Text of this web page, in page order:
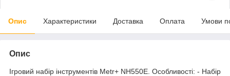
Опис Характеристики Доставка Оплата Умови
Опис
Ігровий набір інструментів Metr+ NH550E. Особливості: - Набір